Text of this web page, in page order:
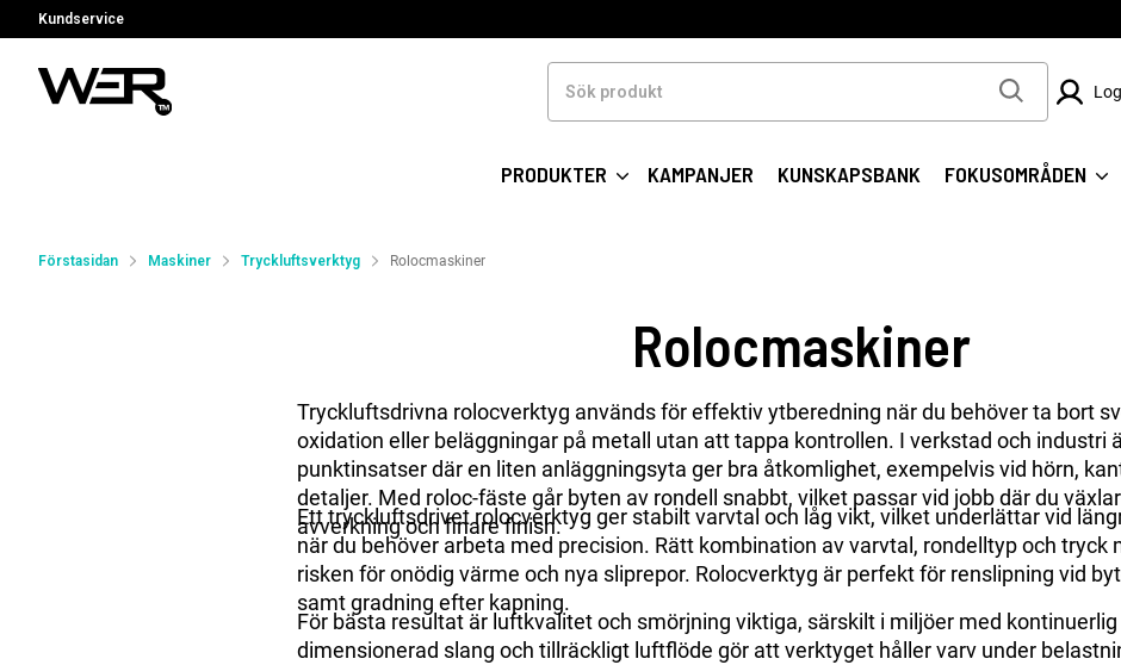
Kundservice
produkt
PRODUKTER KAMPANJER KUNSKAPSBANK FOKUSOMRÅDEN
Förstasidan Maskiner Tryckluftsverktyg Rolocmaskiner
Rolocmaskiner
Tryckluftsdrivna rolocverktyg används för effektiv ytberedning när du behöver ta bort
oxidation eller beläggningar på metall utan att tappa kontrollen. I verkstad och industri
punktinsatser där en liten anläggningsyta ger bra åtkomlighet, exempelvis vid hörn,
detaljer. Med roloc-fäste går byten av rondell snabbt, vilket passar vid jobb där du
avverkning och finare finish.
Ett tryckluftsdrivet rolocverktyg ger stabilt varvtal och låg vikt, vilket underlättar vid
när du behöver arbeta med precision. Rätt kombination av varvtal, rondelltyp och tryck
risken för onödig värme och nya sliprepor. Rolocverktyg är perfekt för renslipning vid
samt gradning efter kapning.
För bästa resultat är luftkvalitet och smörjning viktiga, särskilt i miljöer med
dimensionerad slang och tillräckligt luftflöde gör att verktyget håller varv under